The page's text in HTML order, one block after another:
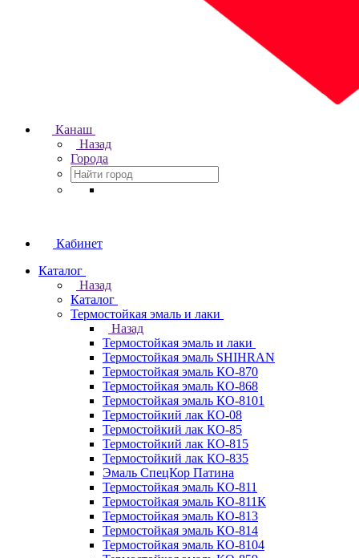
Канаш
Назад
Города
Кабинет
Каталог
Назад
Каталог
Термостойкая эмаль и лаки
Назад
Термостойкая эмаль и лаки
Термостойкая эмаль SHIHRAN
Термостойкая эмаль КО-870
Термостойкая эмаль КО-868
Термостойкая эмаль КО-8101
Термостойкий лак КО-08
Термостойкий лак КО-85
Термостойкий лак КО-815
Термостойкий лак КО-835
Эмаль СпецКор Патина
Термостойкая эмаль КО-811
Термостойкая эмаль КО-811К
Термостойкая эмаль КО-813
Термостойкая эмаль КО-814
Термостойкая эмаль КО-8104